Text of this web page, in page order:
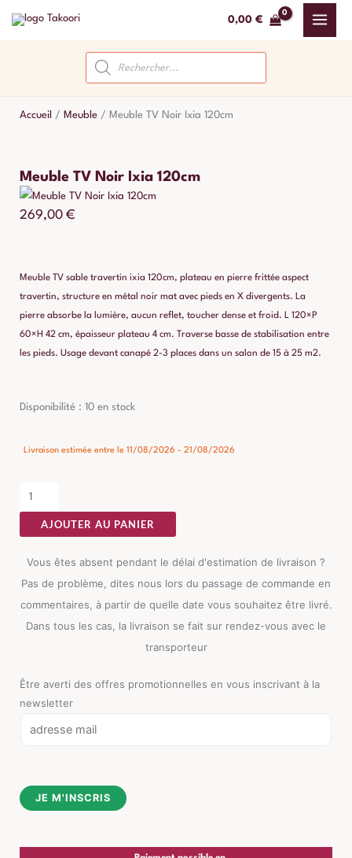
0,00 €
Recherche
de
produits
Accueil / Meuble / Meuble TV Noir Ixia 120cm
Meuble TV Noir Ixia 120cm
269,00 €
Meuble TV sable travertin ixia 120cm, plateau en pierre frittée aspect
travertin, structure en métal noir mat avec pieds en X divergents. La
pierre absorbe la lumière, aucun reflet, toucher dense et froid. L 120×P
60×H 42 cm, épaisseur plateau 4 cm. Traverse basse de stabilisation entre
les pieds. Usage devant canapé 2-3 places dans un salon de 15 à 25 m2.
Disponibilité : 10 en stock
Livraison estimée entre le 11/08/2026 - 21/08/2026
quantité
Meuble
Noir
Ixia
120cm
AJOUTER AU PANIER
Vous êtes absent pendant le délai d'estimation de livraison ?
Pas de problème, dites nous lors du passage de commande en
commentaires, à partir de quelle date vous souhaitez être livré.
Dans tous les cas, la livraison se fait sur rendez-vous avec le
transporteur
Être averti des offres promotionnelles en vous inscrivant à la
newsletter
m
l
JE M'INSCRIS